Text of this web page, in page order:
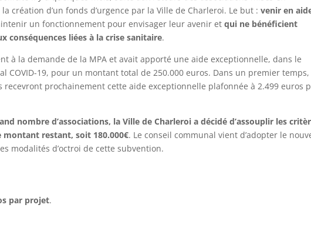
création d’un fonds d’urgence par la Ville de Charleroi. Le but :venir en
un fonctionnement pour envisager leur avenir etqui ne bénéficient
conséquences liées à la crise sanitaire.
à la demande de la MPA et avait apporté une aide exceptionnelle, dans le
COVID-19, pour un montant total de 250.000 euros. Dans un premier temps,
recevront prochainement cette aide exceptionnelle plafonnée à 2.499 euros
nombre d’associations, la Ville de Charleroi a décidé d’assouplir les
restant, soit 180.000€. Le conseil communal vient d’adopter le
modalités d’octroi de cette subvention.
par projet.